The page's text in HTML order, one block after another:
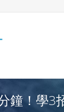
鐘！學3